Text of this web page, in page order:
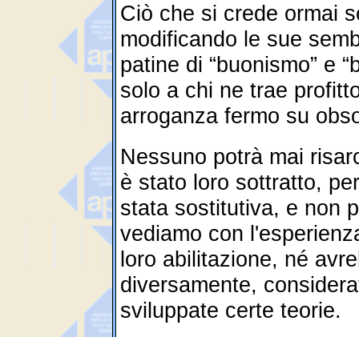
Ciò che si crede ormai
modificando le sue
patine di “buonismo” e
solo a chi ne trae
arroganza fermo su
Nessuno potrà mai
è stato loro sottratto,
stata sostitutiva, e non
vediamo con
loro abilitazione, né
diversamente,
sviluppate certe teorie.